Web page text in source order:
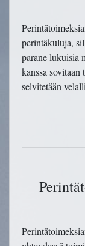
perintäkuluja,
parane lukuisia
kanssa sovitaan
selvitetään